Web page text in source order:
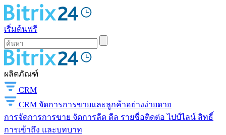
เริ่มต้นฟรี
ผลิตภัณฑ์
CRM
CRM จัดการการขายและลูกค้าอย่างง่ายดาย
การจัดการการขาย จัดการลีด ดีล รายชื่อติดต่อ ไปป์ไลน์ สิทธิ์
การเข้าถึง และบทบาท